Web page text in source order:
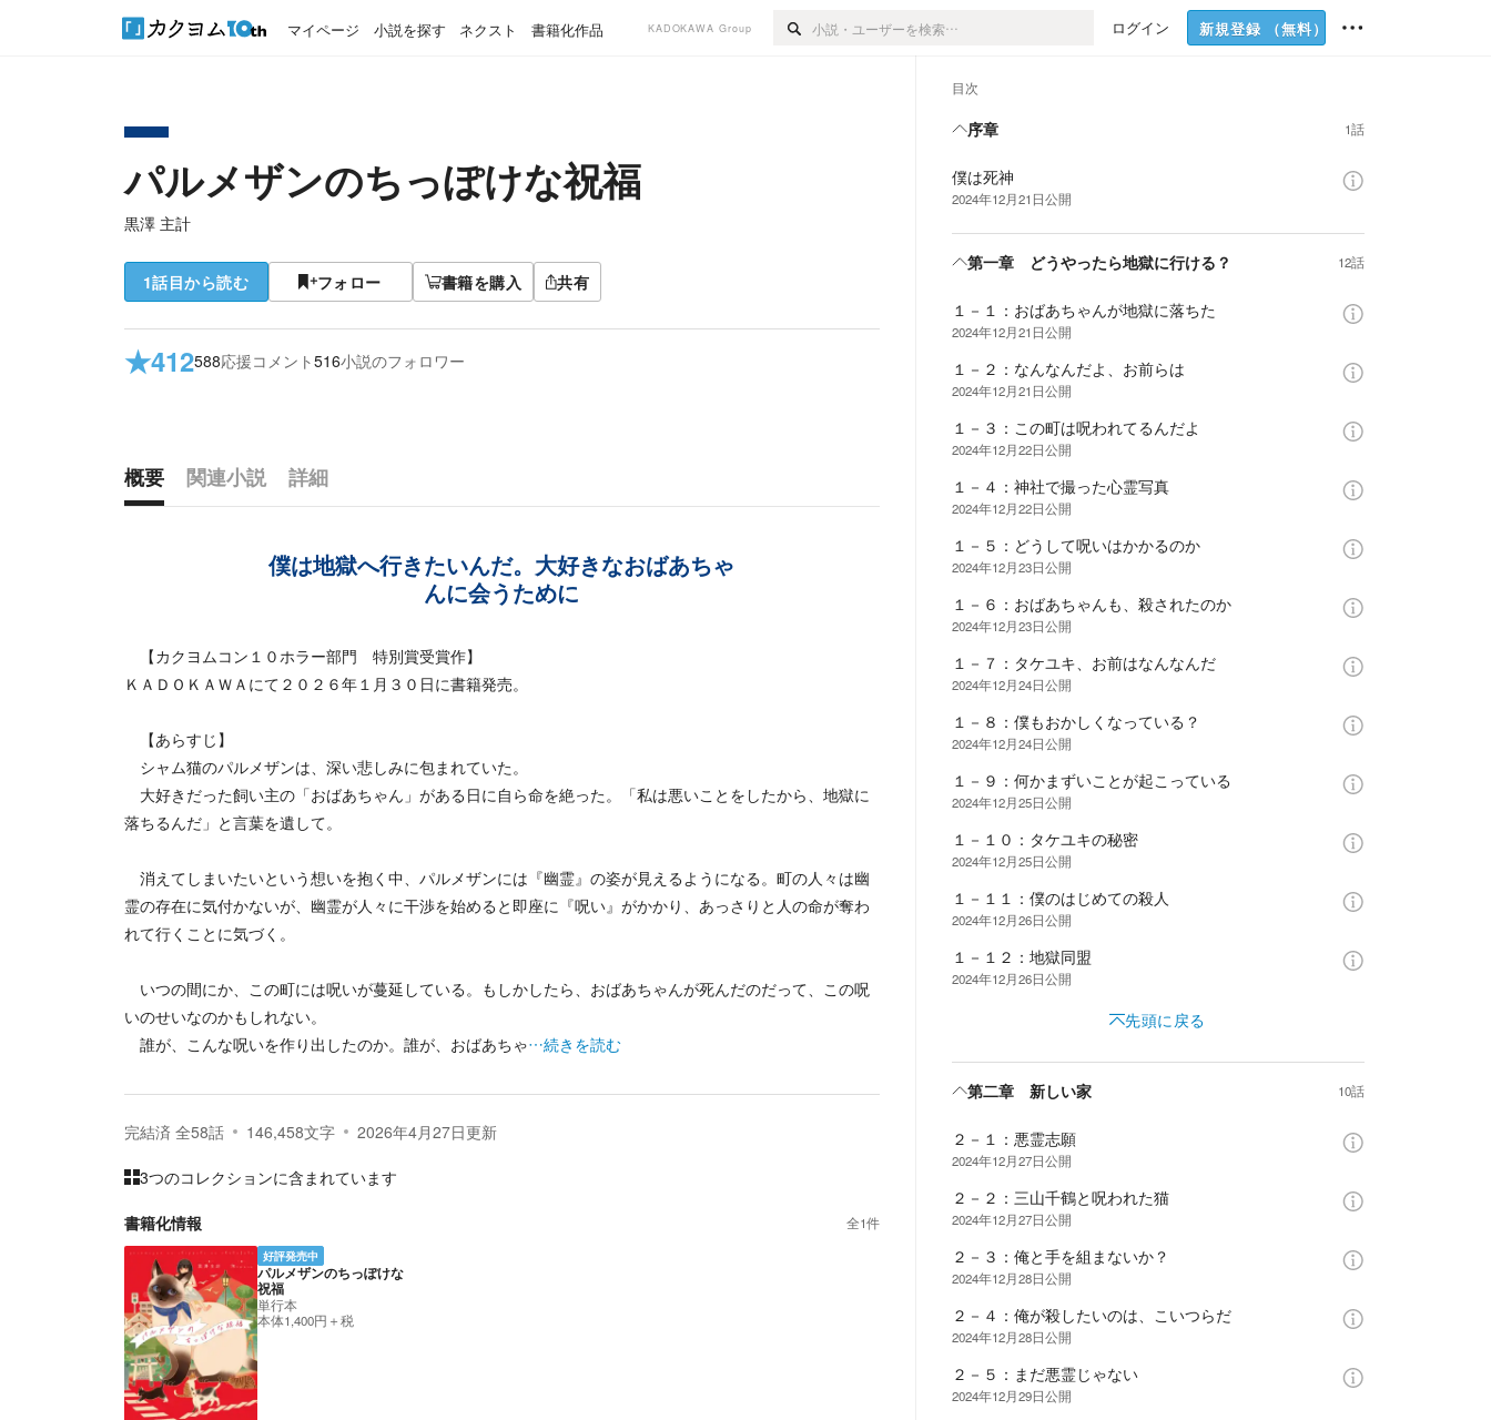
マイページ 小説を探す ネクスト 書籍化作品 KADOKAWA Group ログイン 新規登録 （無料）
パルメザンのちっぽけな祝福
黒澤 主計
1話目から読む フォロー 書籍を購入 共有
★412588応援コメント516小説のフォロワー
概要 関連小説
詳細
僕は地獄へ行きたいんだ。大好きなおばあちゃ
んに会うために
【カクヨムコン１０ホラー部門 特別賞受賞作】
ＫＡＤＯＫＡＷＡにて２０２６年１月３０日に書籍発売。
【あらすじ】
シャム猫のパルメザンは、深い悲しみに包まれていた。
大好きだった飼い主の「おばあちゃん」がある日に自ら命を絶った。「私は悪いことをしたから、地獄に
落ちるんだ」と言葉を遺して。
消えてしまいたいという想いを抱く中、パルメザンには『幽霊』の姿が見えるようになる。町の人々は幽
霊の存在に気付かないが、幽霊が人々に干渉を始めると即座に『呪い』がかかり、あっさりと人の命が奪わ
れて行くことに気づく。
いつの間にか、この町には呪いが蔓延している。もしかしたら、おばあちゃんが死んだのだって、この呪
いのせいなのかもしれない。
誰が、こんな呪いを作り出したのか。誰が、おばあちゃ…続きを読む
完結済 全58話 146,458文字 2026年4月27日更新
3つのコレクションに含まれています
書籍化情報 全1件
好評発売中
パルメザンのちっぽけな
祝福
単行本
本体1,400円＋税
目次
序章 1話
僕は死神
2024年12月21日公開
第一章 どうやったら地獄に行ける？ 12話
１－１：おばあちゃんが地獄に落ちた
2024年12月21日公開
１－２：なんなんだよ、お前らは
2024年12月21日公開
１－３：この町は呪われてるんだよ
2024年12月22日公開
１－４：神社で撮った心霊写真
2024年12月22日公開
１－５：どうして呪いはかかるのか
2024年12月23日公開
１－６：おばあちゃんも、殺されたのか
2024年12月23日公開
１－７：タケユキ、お前はなんなんだ
2024年12月24日公開
１－８：僕もおかしくなっている？
2024年12月24日公開
１－９：何かまずいことが起こっている
2024年12月25日公開
１－１０：タケユキの秘密
2024年12月25日公開
１－１１：僕のはじめての殺人
2024年12月26日公開
１－１２：地獄同盟
2024年12月26日公開
先頭に戻る
第二章 新しい家 10話
２－１：悪霊志願
2024年12月27日公開
２－２：三山千鶴と呪われた猫
2024年12月27日公開
２－３：俺と手を組まないか？
2024年12月28日公開
２－４：俺が殺したいのは、こいつらだ
2024年12月28日公開
２－５：まだ悪霊じゃない
2024年12月29日公開